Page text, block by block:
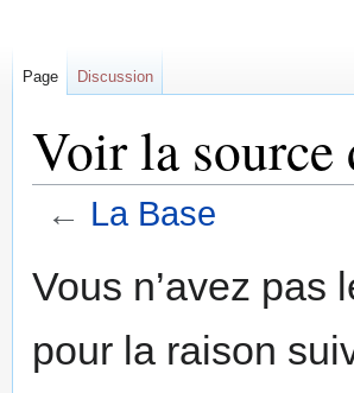
Voir la source
← La Base
à
navigation
à
recherche
Vous n’avez pas
pour la raison
Page Discussion